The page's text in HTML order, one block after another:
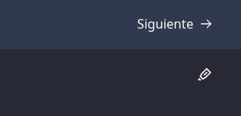
Siguiente
Transcripción